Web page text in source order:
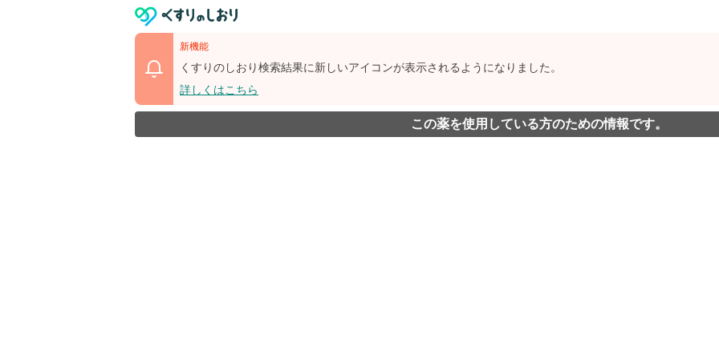
新機能
くすりのしおり検索結果に新しいアイコンが表示されるようになりました。
詳しくはこちら
この薬を使用している方のための情報です。